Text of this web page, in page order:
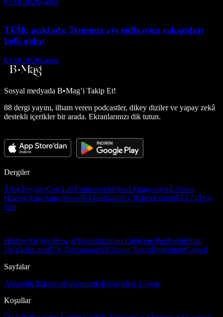
05.08.2026Genel
TÜİK açıkladı: Temmuz ayı enflasyon rakamları
belli oldu!
03.08.2026Genel
Sosyal medyada B•Mag’i Takip Et!
88 dergi yayını, ilham veren podcastler, dikey diziler ve yapay zekâ
destekli içerikler bir arada. Ekranlarınızı dik tutun.
Dergiler
Tüm DergilerCeo LifeFormsanteMaison FrançaiseAll About
HistoryAtlasAuto ShowB-MagBurdaEv BahçeEvimHELLO!Hey
Girl
History Of WarHow It Worksİstanbul LifeKore PopPozitifStart
UpYachtLevelElle DecorationAll About SpaceBebeğimleCapital
Sayfalar
Abonelik PaketleriHakkımızdaKünyeBize Ulaşın
Koşullar